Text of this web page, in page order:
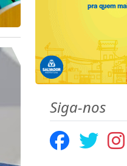
Siga-nos